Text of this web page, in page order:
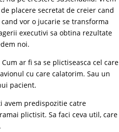
placere secretat de creier cand
vor o jucarie se transforma
executivi sa obtina rezultate
noi.
ar fi sa se plictiseasca cel care
cu care calatorim. Sau un
pacient.
avem predispozitie catre
plictisit. Sa faci ceva util, care